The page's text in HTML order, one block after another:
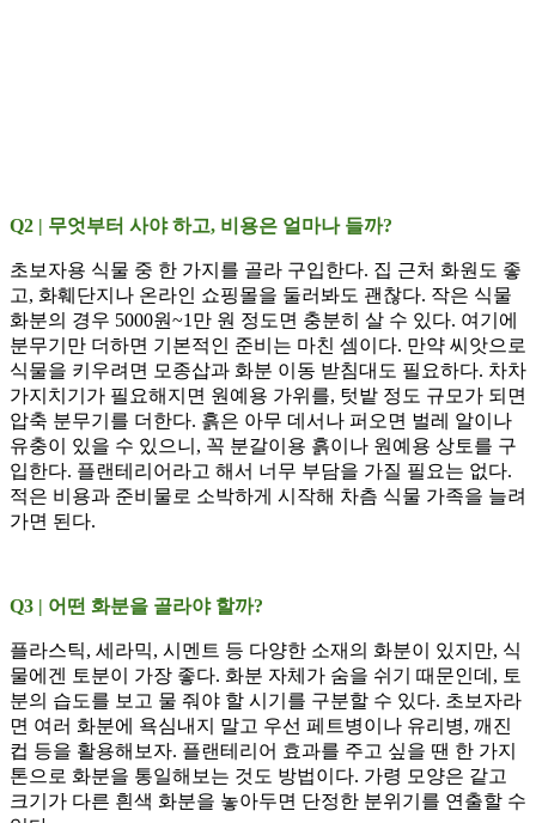
Q2 | 무엇부터 사야 하고, 비용은 얼마나 들까?
초보자용 식물 중 한 가지를 골라 구입한다. 집 근처 화원도 좋
고, 화훼단지나 온라인 쇼핑몰을 둘러봐도 괜찮다. 작은 식물
화분의 경우 5000원~1만 원 정도면 충분히 살 수 있다. 여기에
분무기만 더하면 기본적인 준비는 마친 셈이다. 만약 씨앗으로
식물을 키우려면 모종삽과 화분 이동 받침대도 필요하다. 차차
가지치기가 필요해지면 원예용 가위를, 텃밭 정도 규모가 되면
압축 분무기를 더한다. 흙은 아무 데서나 퍼오면 벌레 알이나
유충이 있을 수 있으니, 꼭 분갈이용 흙이나 원예용 상토를 구
입한다. 플랜테리어라고 해서 너무 부담을 가질 필요는 없다.
적은 비용과 준비물로 소박하게 시작해 차츰 식물 가족을 늘려
가면 된다.
Q3 | 어떤 화분을 골라야 할까?
플라스틱, 세라믹, 시멘트 등 다양한 소재의 화분이 있지만, 식
물에겐 토분이 가장 좋다. 화분 자체가 숨을 쉬기 때문인데, 토
분의 습도를 보고 물 줘야 할 시기를 구분할 수 있다. 초보자라
면 여러 화분에 욕심내지 말고 우선 페트병이나 유리병, 깨진
컵 등을 활용해보자. 플랜테리어 효과를 주고 싶을 땐 한 가지
톤으로 화분을 통일해보는 것도 방법이다. 가령 모양은 같고
크기가 다른 흰색 화분을 놓아두면 단정한 분위기를 연출할 수